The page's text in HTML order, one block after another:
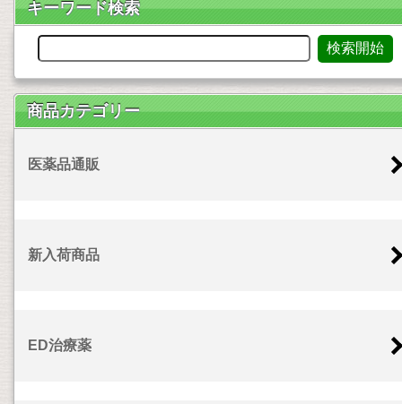
キーワード検索
商品カテゴリー
医薬品通販
新入荷商品
ED治療薬